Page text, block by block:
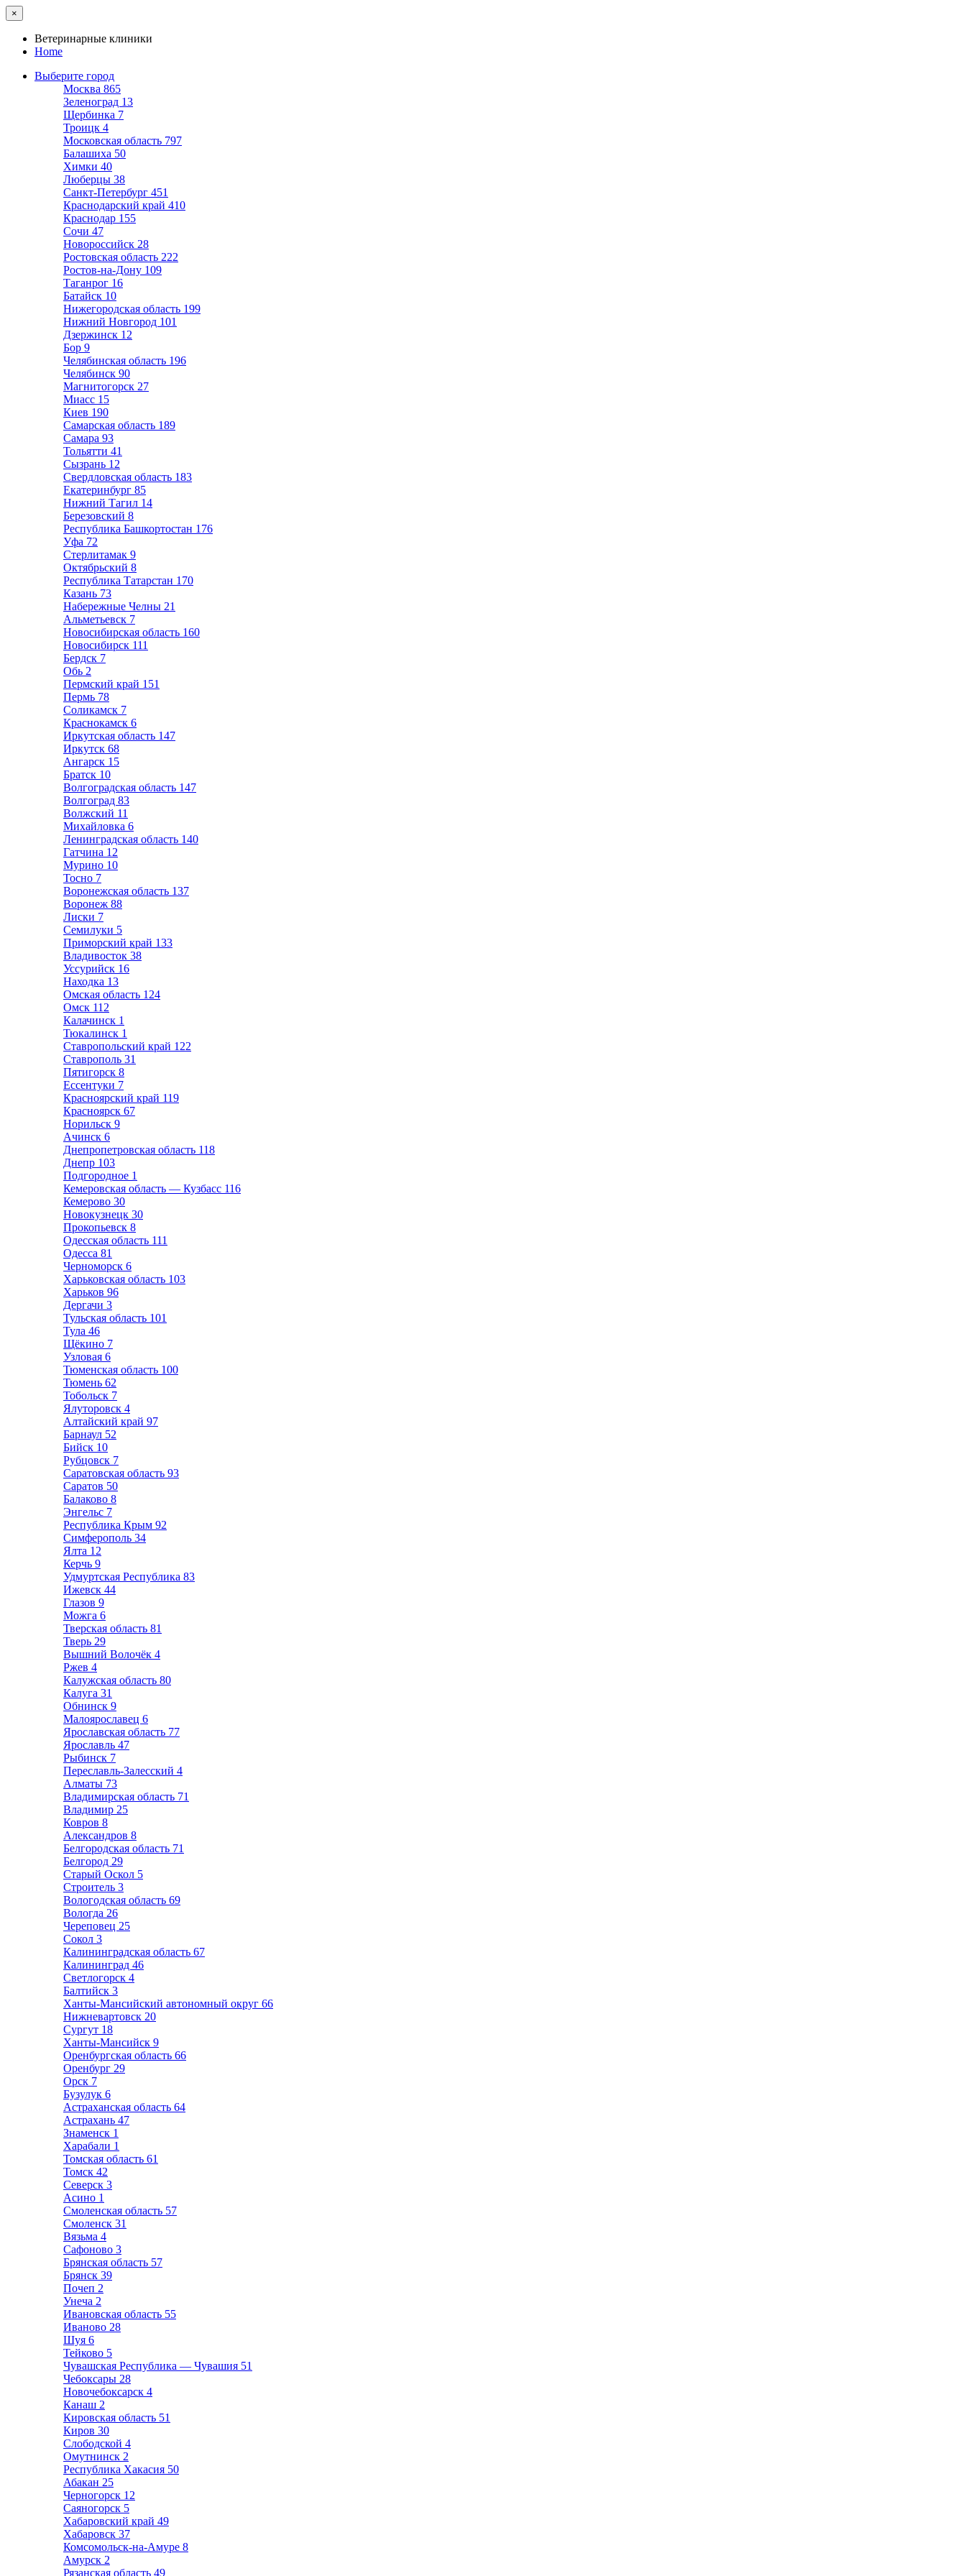
×
Ветеринарные клиники
Home
Выберите город
Москва 865
Зеленоград 13
Щербинка 7
Троицк 4
Московская область 797
Балашиха 50
Химки 40
Люберцы 38
Санкт-Петербург 451
Краснодарский край 410
Краснодар 155
Сочи 47
Новороссийск 28
Ростовская область 222
Ростов-на-Дону 109
Таганрог 16
Батайск 10
Нижегородская область 199
Нижний Новгород 101
Дзержинск 12
Бор 9
Челябинская область 196
Челябинск 90
Магнитогорск 27
Миасс 15
Киев 190
Самарская область 189
Самара 93
Тольятти 41
Сызрань 12
Свердловская область 183
Екатеринбург 85
Нижний Тагил 14
Березовский 8
Республика Башкортостан 176
Уфа 72
Стерлитамак 9
Октябрьский 8
Республика Татарстан 170
Казань 73
Набережные Челны 21
Альметьевск 7
Новосибирская область 160
Новосибирск 111
Бердск 7
Обь 2
Пермский край 151
Пермь 78
Соликамск 7
Краснокамск 6
Иркутская область 147
Иркутск 68
Ангарск 15
Братск 10
Волгоградская область 147
Волгоград 83
Волжский 11
Михайловка 6
Ленинградская область 140
Гатчина 12
Мурино 10
Тосно 7
Воронежская область 137
Воронеж 88
Лиски 7
Семилуки 5
Приморский край 133
Владивосток 38
Уссурийск 16
Находка 13
Омская область 124
Омск 112
Калачинск 1
Тюкалинск 1
Ставропольский край 122
Ставрополь 31
Пятигорск 8
Ессентуки 7
Красноярский край 119
Красноярск 67
Норильск 9
Ачинск 6
Днепропетровская область 118
Днепр 103
Подгородное 1
Кемеровская область — Кузбасс 116
Кемерово 30
Новокузнецк 30
Прокопьевск 8
Одесская область 111
Одесса 81
Черноморск 6
Харьковская область 103
Харьков 96
Дергачи 3
Тульская область 101
Тула 46
Щёкино 7
Узловая 6
Тюменская область 100
Тюмень 62
Тобольск 7
Ялуторовск 4
Алтайский край 97
Барнаул 52
Бийск 10
Рубцовск 7
Саратовская область 93
Саратов 50
Балаково 8
Энгельс 7
Республика Крым 92
Симферополь 34
Ялта 12
Керчь 9
Удмуртская Республика 83
Ижевск 44
Глазов 9
Можга 6
Тверская область 81
Тверь 29
Вышний Волочёк 4
Ржев 4
Калужская область 80
Калуга 31
Обнинск 9
Малоярославец 6
Ярославская область 77
Ярославль 47
Рыбинск 7
Переславль-Залесский 4
Алматы 73
Владимирская область 71
Владимир 25
Ковров 8
Александров 8
Белгородская область 71
Белгород 29
Старый Оскол 5
Строитель 3
Вологодская область 69
Вологда 26
Череповец 25
Сокол 3
Калининградская область 67
Калининград 46
Светлогорск 4
Балтийск 3
Ханты-Мансийский автономный округ 66
Нижневартовск 20
Сургут 18
Ханты-Мансийск 9
Оренбургская область 66
Оренбург 29
Орск 7
Бузулук 6
Астраханская область 64
Астрахань 47
Знаменск 1
Харабали 1
Томская область 61
Томск 42
Северск 3
Асино 1
Смоленская область 57
Смоленск 31
Вязьма 4
Сафоново 3
Брянская область 57
Брянск 39
Почеп 2
Унеча 2
Ивановская область 55
Иваново 28
Шуя 6
Тейково 5
Чувашская Республика — Чувашия 51
Чебоксары 28
Новочебоксарск 4
Канаш 2
Кировская область 51
Киров 30
Слободской 4
Омутнинск 2
Республика Хакасия 50
Абакан 25
Черногорск 12
Саяногорск 5
Хабаровский край 49
Хабаровск 37
Комсомольск-на-Амуре 8
Амурск 2
Рязанская область 49